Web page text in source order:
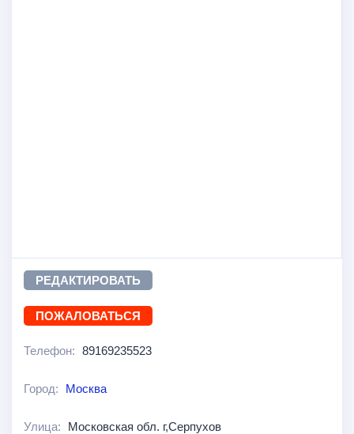
РЕДАКТИРОВАТЬ
ПОЖАЛОВАТЬСЯ
Телефон: 89169235523
Город: Москва
Улица: Московская обл. г,Серпухов